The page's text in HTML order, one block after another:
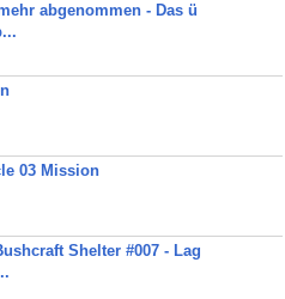
abgenommen - Das ü
03 Mission
Shelter #007 - Lag